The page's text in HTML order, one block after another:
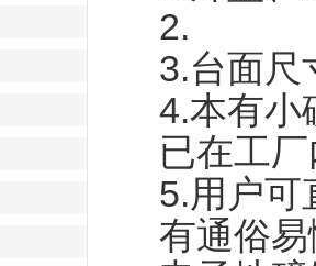
2.
3.台面尺
4.本有小
已在工
5.用户可
有通俗